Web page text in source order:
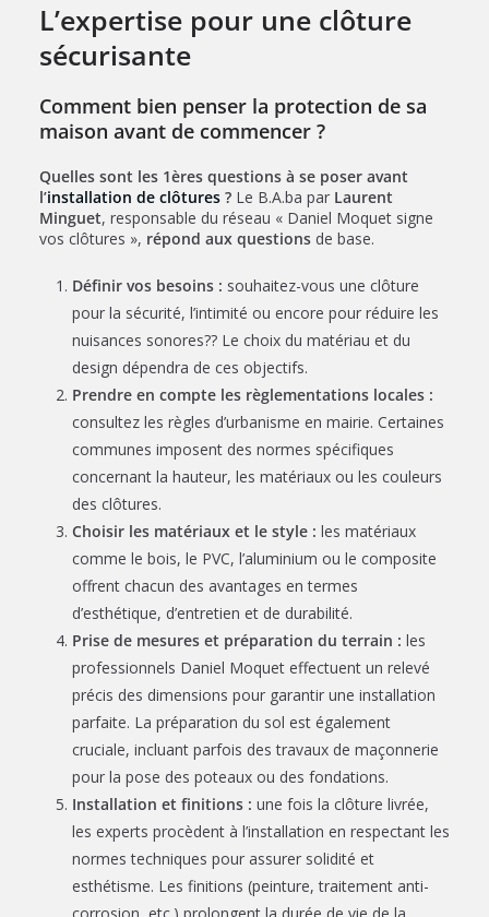
L’expertise pour une clôture
sécurisante
Comment bien penser la protection de sa
maison avant de commencer ?
Quelles sont les 1ères questions à se poser avant
l’installation de clôtures ? Le B.A.ba par Laurent
Minguet, responsable du réseau « Daniel Moquet signe
vos clôtures », répond aux questions de base.
Définir vos besoins : souhaitez-vous une clôture
pour la sécurité, l’intimité ou encore pour réduire les
nuisances sonores?? Le choix du matériau et du
design dépendra de ces objectifs.
Prendre en compte les règlementations locales :
consultez les règles d’urbanisme en mairie. Certaines
communes imposent des normes spécifiques
concernant la hauteur, les matériaux ou les couleurs
des clôtures.
Choisir les matériaux et le style : les matériaux
comme le bois, le PVC, l’aluminium ou le composite
offrent chacun des avantages en termes
d’esthétique, d’entretien et de durabilité.
Prise de mesures et préparation du terrain : les
professionnels Daniel Moquet effectuent un relevé
précis des dimensions pour garantir une installation
parfaite. La préparation du sol est également
cruciale, incluant parfois des travaux de maçonnerie
pour la pose des poteaux ou des fondations.
Installation et finitions : une fois la clôture livrée,
les experts procèdent à l’installation en respectant les
normes techniques pour assurer solidité et
esthétisme. Les finitions (peinture, traitement anti-